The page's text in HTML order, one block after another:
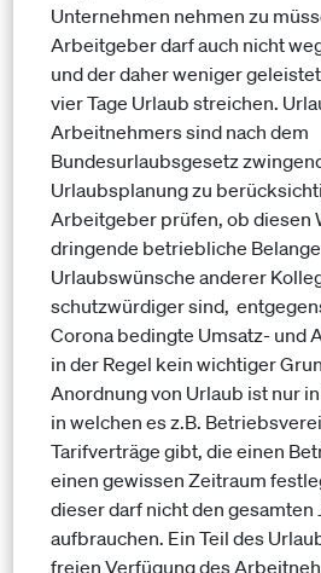
Unternehmen nehmen zu
Arbeitgeber darf auch nicht
und der daher weniger
vier Tage Urlaub streichen.
Arbeitnehmers sind nach dem
Bundesurlaubsgesetz
Urlaubsplanung zu
Arbeitgeber prüfen, ob diesen
dringende betriebliche
Urlaubswünsche anderer
schutzwürdiger sind,
Corona bedingte Umsatz- und
in der Regel kein wichtiger
Anordnung von Urlaub ist nur
in welchen es z.B.
Tarifverträge gibt, die einen
einen gewissen Zeitraum
dieser darf nicht den gesamten
aufbrauchen. Ein Teil des
freien Verfügung des